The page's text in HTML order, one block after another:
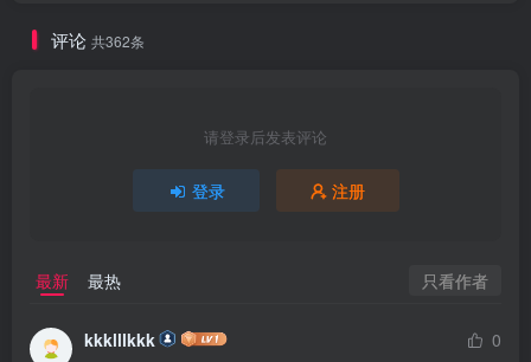
评论 共362条
请登录后发表评论
登录 注册
最新 最热 只看作者
kkklllkkk
0